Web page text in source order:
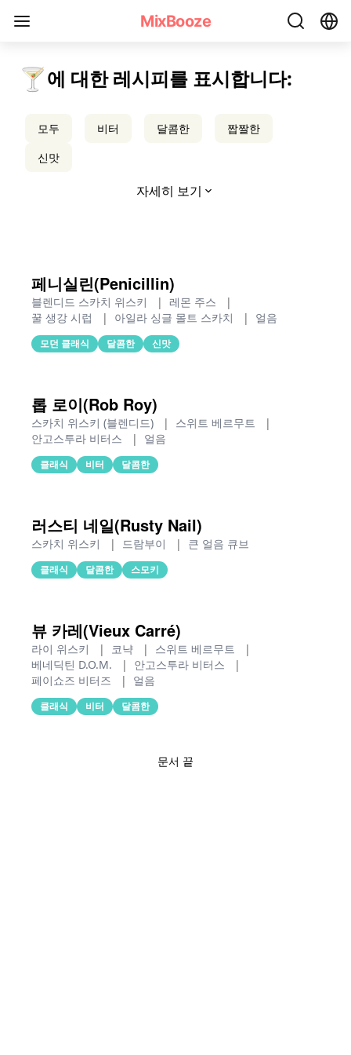
MixBooze
🍸에 대한 레시피를 표시합니다:
모두 비터 달콤한
짭짤한
신맛
자세히 보기
페니실린(Penicillin)
블렌디드 스카치 위스키 | 레몬 주스
|
꿀 생강 시럽
| 아일라 싱글 몰트 스카치 | 얼음
모던 클래식 달콤한 신맛
롭 로이(Rob Roy)
스카치 위스키 (블렌디드) | 스위트 베르무트
|
안고스투라 비터스
| 얼음
클래식 비터 달콤한
러스티 네일(Rusty Nail)
스카치 위스키 | 드람부이 | 큰 얼음 큐브
클래식 달콤한 스모키
뷰 카레(Vieux Carré)
라이 위스키 | 코냑 | 스위트 베르무트
|
베네딕틴 D.O.M.
| 안고스투라 비터스
|
페이쇼즈 비터즈
| 얼음
클래식 비터 달콤한
문서 끝